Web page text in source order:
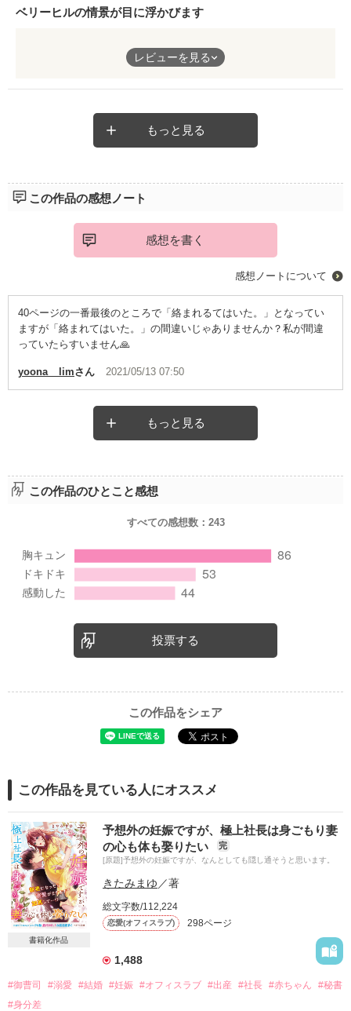
ベリーヒルの情景が目に浮かびます
五年ぶりにベリーヒルで出会った元カレ御曹司との恋愛です。
キュンキュンするのはリアルだからかな、と思います。優しさの
夢の恋愛の追体験ができました！
ありがとうございます♪
レビューを見る
もっと見る
この作品の感想ノート
感想を書く
感想ノートについて
40ページの一番最後のところで「絡まれるてはいた。」となってい
ますが「絡まれてはいた。」の間違いじゃありませんか？私が間違
っていたらすいません🙏
yoona__limさん 2021/05/13 07:50
もっと見る
この作品のひとこと感想
すべての感想数： 243
投票する
この作品をシェア
この作品を見ている人にオススメ
書籍化作品
予想外の妊娠ですが、極上社長は身ごもり妻
の心も体も娶りたい
完
[原題]予想外の妊娠ですが、なんとしても隠し通そうと思います。
きたみまゆ ／著
総文字数/112,224
恋愛(オフィスラブ) 298ページ
1,488
#御曹司 #溺愛 #結婚 #妊娠 #オフィスラブ #出産 #社長 #赤ちゃん
#秘書
#身分差